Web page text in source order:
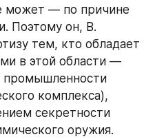
может — по причине
Поэтому он, В.
тем, кто обладает
в этой области —
промышленности
комплекса),
секретности
оружия.